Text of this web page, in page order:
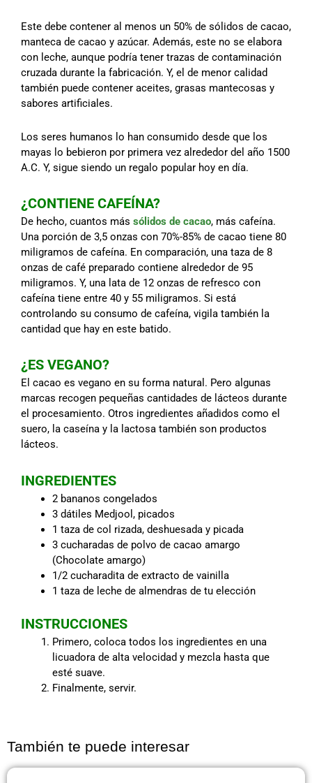
Este debe contener al menos un 50% de sólidos de cacao,
manteca de cacao y azúcar. Además, este no se elabora
con leche, aunque podría tener trazas de contaminación
cruzada durante la fabricación. Y, el de menor calidad
también puede contener aceites, grasas mantecosas y
sabores artificiales.
Los seres humanos lo han consumido desde que los
mayas lo bebieron por primera vez alrededor del año 1500
A.C. Y, sigue siendo un regalo popular hoy en día.
¿CONTIENE CAFEÍNA?
De hecho, cuantos más sólidos de cacao, más cafeína.
Una porción de 3,5 onzas con 70%-85% de cacao tiene 80
miligramos de cafeína. En comparación, una taza de 8
onzas de café preparado contiene alrededor de 95
miligramos. Y, una lata de 12 onzas de refresco con
cafeína tiene entre 40 y 55 miligramos. Si está
controlando su consumo de cafeína, vigila también la
cantidad que hay en este batido.
¿ES VEGANO?
El cacao es vegano en su forma natural. Pero algunas
marcas recogen pequeñas cantidades de lácteos durante
el procesamiento. Otros ingredientes añadidos como el
suero, la caseína y la lactosa también son productos
lácteos.
INGREDIENTES
2 bananos congelados
3 dátiles Medjool, picados
1 taza de col rizada, deshuesada y picada
3 cucharadas de polvo de cacao amargo
(Chocolate amargo)
1/2 cucharadita de extracto de vainilla
1 taza de leche de almendras de tu elección
INSTRUCCIONES
Primero, coloca todos los ingredientes en una
licuadora de alta velocidad y mezcla hasta que
esté suave.
Finalmente, servir.
También te puede interesar